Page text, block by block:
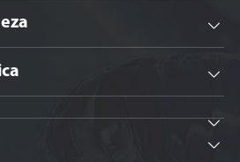



